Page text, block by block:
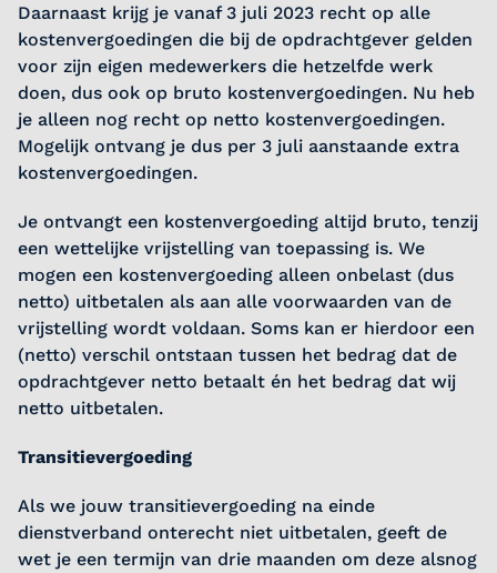
Daarnaast krijg je vanaf 3 juli 2023 recht op alle
kostenvergoedingen die bij de opdrachtgever gelden
voor zijn eigen medewerkers die hetzelfde werk
doen, dus ook op bruto kostenvergoedingen. Nu heb
je alleen nog recht op netto kostenvergoedingen.
Mogelijk ontvang je dus per 3 juli aanstaande extra
kostenvergoedingen.
Je ontvangt een kostenvergoeding altijd bruto, tenzij
een wettelijke vrijstelling van toepassing is. We
mogen een kostenvergoeding alleen onbelast (dus
netto) uitbetalen als aan alle voorwaarden van de
vrijstelling wordt voldaan. Soms kan er hierdoor een
(netto) verschil ontstaan tussen het bedrag dat de
opdrachtgever netto betaalt én het bedrag dat wij
netto uitbetalen.
Transitievergoeding
Als we jouw transitievergoeding na einde
dienstverband onterecht niet uitbetalen, geeft de
wet je een termijn van drie maanden om deze alsnog